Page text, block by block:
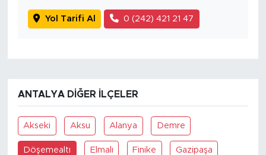
Yol Tarifi Al 0 (242) 421 21 47
ANTALYA DIĞER İLÇELER
Akseki Aksu Alanya Demre
Döşemealtı Elmalı Finike Gazipaşa